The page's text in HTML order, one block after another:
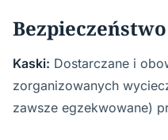
Kaski: Dostarczane i
zorganizowanych
zawsze egzekwowane)